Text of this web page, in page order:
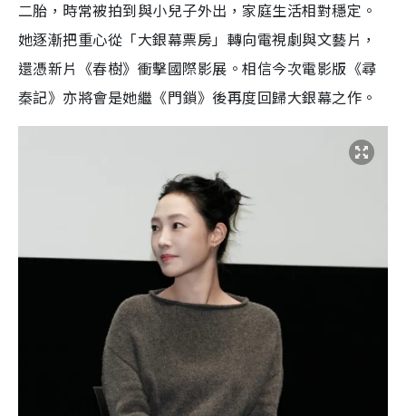
二胎，時常被拍到與小兒子外出，家庭生活相對穩定。​
她逐漸把重心從「大銀幕票房」轉向電視劇與文藝片，
還憑新片《春樹》衝擊國際影展。相信今次電影版《尋
秦記》亦將會是她繼《門鎖》後再度回歸大銀幕之作。